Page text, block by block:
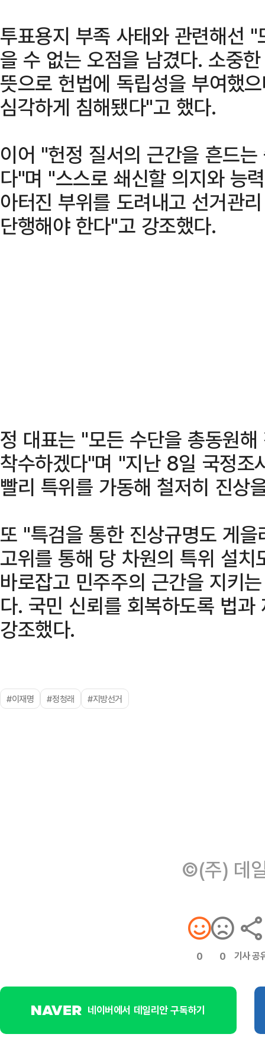
투표용지 부족 사태와 관련해선
을 수 없는 오점을 남겼다. 소중
뜻으로 헌법에 독립성을 부여했
심각하게 침해됐다"고 했다.
이어 "헌정 질서의 근간을 흔드
다"며 "스스로 쇄신할 의지와 능
아터진 부위를 도려내고 선거관
단행해야 한다"고 강조했다.
정 대표는 "모든 수단을 총동원
착수하겠다"며 "지난 8일 국정조
빨리 특위를 가동해 철저히 진상
또 "특검을 통한 진상규명도 게
고위를 통해 당 차원의 특위 설
바로잡고 민주주의 근간을 지키
다. 국민 신뢰를 회복하도록 법
강조했다.
#이재명 #정청래 #지방선거
©(주) 데
0 0 기사 공
네이버에서 데일리안 구독하기